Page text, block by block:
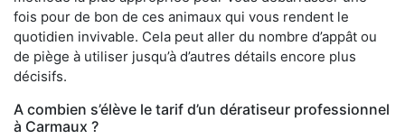
fois pour de bon de ces animaux qui vous rendent le
quotidien invivable. Cela peut aller du nombre d’appât ou
de piège à utiliser jusqu’à d’autres détails encore plus
décisifs.
A combien s’élève le tarif d’un dératiseur professionnel
à Carmaux ?